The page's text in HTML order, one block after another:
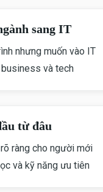
sang IT
nhưng muốn vào IT
và tech
từ đâu
ràng cho người mới
và kỹ năng ưu tiên